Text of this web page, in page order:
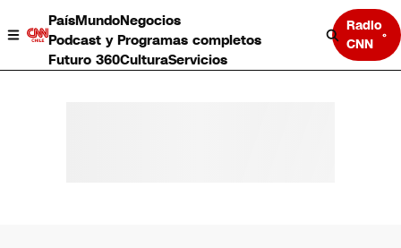
PaísMundoNegocios
Podcast y Programas completos
Futuro 360CulturaServicios
Radio
CNN